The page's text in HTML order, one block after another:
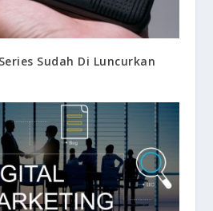
Sudah Di Luncurkan